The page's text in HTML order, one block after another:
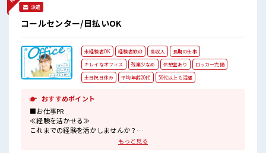
派遣
コールセンター/日払いOK
未経験者OK 経験者歓迎 高収入
長期の仕事
キレイなオフィス
残業少なめ 休憩室あり
ロッカー完備
土日祝日休み
平均年齢20代 50代以上も活躍
おすすめポイント
■お仕事PR
≪経験を活かせる≫
これまでの経験を活かしませんか？
もっと見る